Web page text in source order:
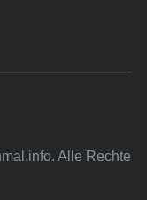
Alle Rechte